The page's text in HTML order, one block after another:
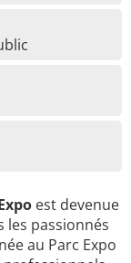
est devenue
les passionnés
au Parc Expo